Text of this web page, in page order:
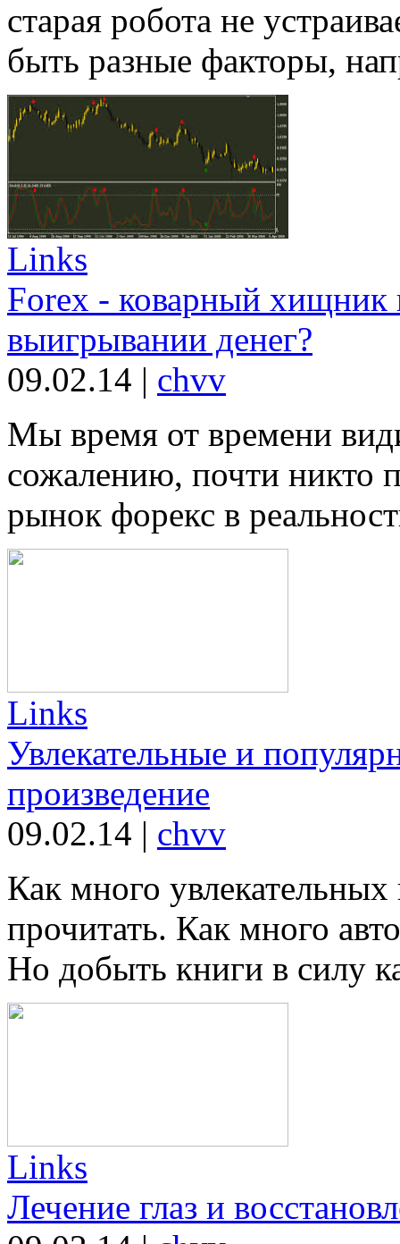
старая робота не
быть разные факторы,
Links
Forex - коварный
выигрывании денег?
09.02.14 | chvv
Мы время от времени
сожалению, почти никто
рынок форекс в
Links
Увлекательные и
произведение
09.02.14 | chvv
Как много
прочитать. Как много
Но добыть книги в силу
Links
Лечение глаз и